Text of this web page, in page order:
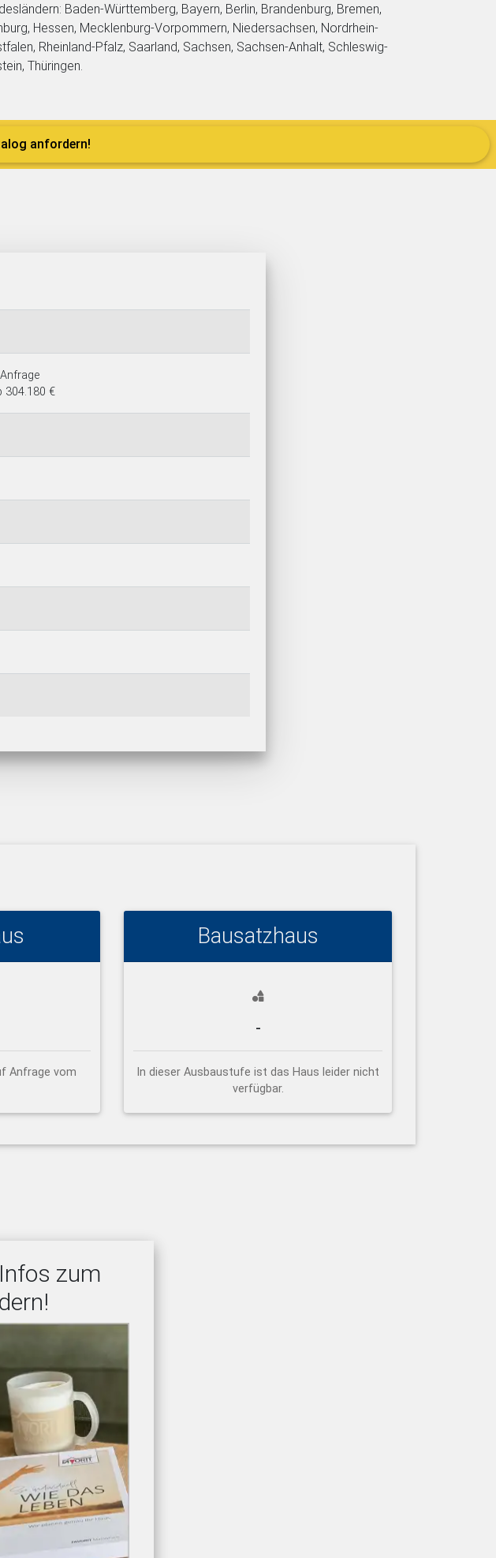
Baden-Württemberg, Bayern, Berlin, Brandenburg, Bremen,
Hessen, Mecklenburg-Vorpommern, Niedersachsen, Nordrhein-
Rheinland-Pfalz, Saarland, Sachsen, Sachsen-Anhalt, Schleswig-
Thüringen.
anfordern!
304.180 €
Anfrage vom
Bausatzhaus
-
In dieser Ausbaustufe ist das Haus leider nicht
verfügbar.
zum